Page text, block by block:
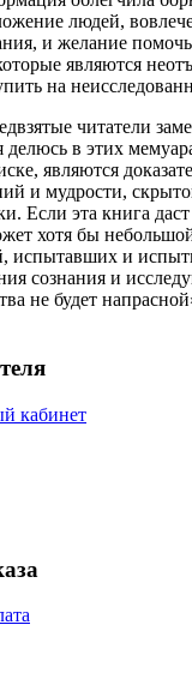
людей,
и желание
являются
на
читатели
делюсь в этих
являются
и мудрости,
Если эта книга
хотя бы небольшой
испытавших и
сознания и
не будет
кабинет